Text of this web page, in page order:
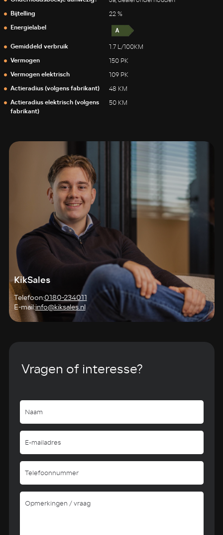
Bijtelling 22 %
Energielabel
Gemiddeld verbruik
1.7 L/100KM
Vermogen 150 PK
Vermogen elektrisch 109 PK
Actieradius (volgens fabrikant) 48 KM
Actieradius elektrisch (volgens
fabrikant)
50 KM
KikSales
Telefoon:0180-234011
E-mail:info@kiksales.nl
Vragen of interesse?